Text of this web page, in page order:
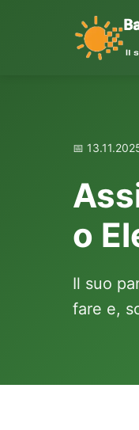
📅
o
Il suo
fare e,